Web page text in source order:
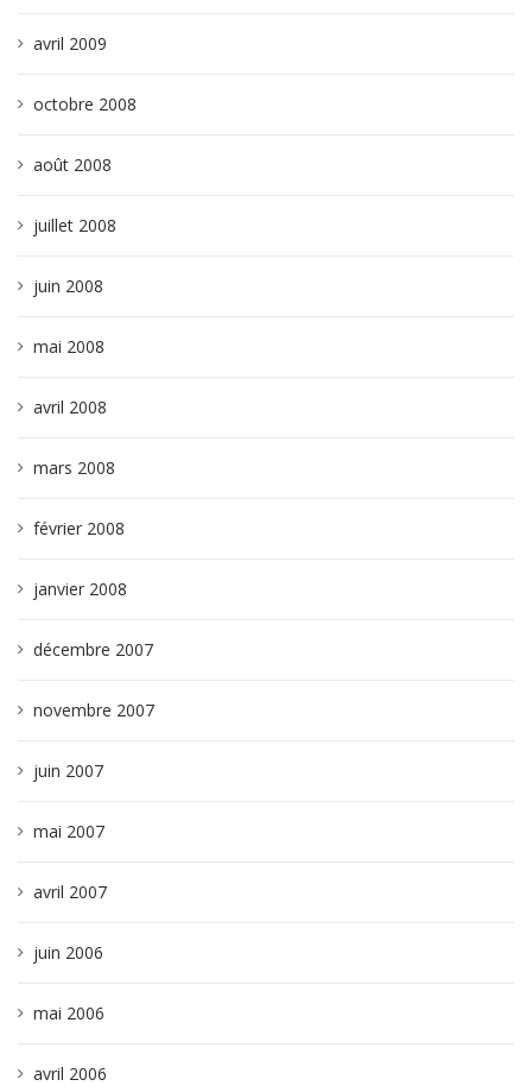
avril 2009
octobre 2008
août 2008
juillet 2008
juin 2008
mai 2008
avril 2008
mars 2008
février 2008
janvier 2008
décembre 2007
novembre 2007
juin 2007
mai 2007
avril 2007
juin 2006
mai 2006
avril 2006